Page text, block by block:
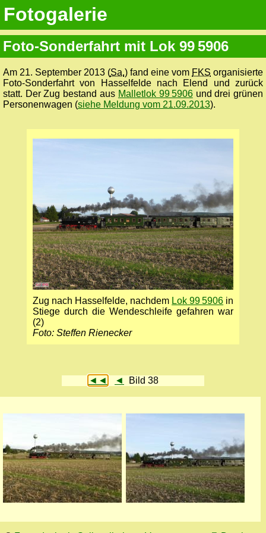
Fotogalerie
Foto-Sonderfahrt mit Lok 99 5906
Am 21. September 2013 (Sa.) fand eine vom FKS organisierte
Foto-Sonderfahrt von Hasselfelde nach Elend und zurück
statt. Der Zug bestand aus Malletlok 99 5906und drei grünen
Personenwagen (siehe Meldung vom 21.09.2013).
Zug nach Hasselfelde, nachdem Lok 99 5906 in
Stiege durch die Wendeschleife gefahren war
(2)
Foto: Steffen Rienecker
◄◄ ◄ Bild 38